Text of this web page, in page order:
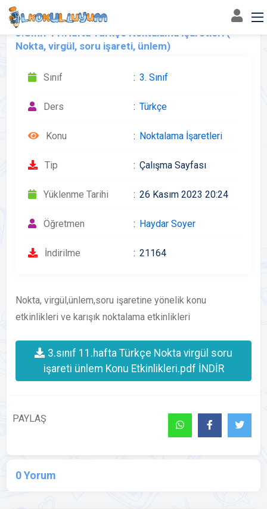
3.Sınıf 11.Hafta Türkçe Noktalama İşaretleri (
Nokta, virgül, soru işareti, ünlem)
Sınıf 3. Sınıf
Ders Türkçe
Konu Noktalama İşaretleri
Tip Çalışma Sayfası
Yüklenme Tarihi 26 Kasım 2023 20:24
Öğretmen Haydar Soyer
İndirilme 21164
Nokta, virgül,ünlem,soru işaretine yönelik konu
etkinlikleri ve karışık noktalama etkinlikleri
3.sınıf 11.hafta Türkçe Nokta virgül soru
işareti ünlem Konu Etkinlikleri.pdf İNDİR
PAYLAŞ
0 Yorum